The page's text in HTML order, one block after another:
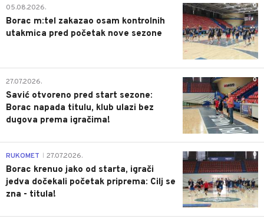
0
05.08.2026.
Borac m:tel zakazao osam kontrolnih
utakmica pred početak nove sezone
0
27.07.2026.
Savić otvoreno pred start sezone:
Borac napada titulu, klub ulazi bez
dugova prema igračima!
0
RUKOMET 27.07.2026.
Borac krenuo jako od starta, igrači
jedva dočekali početak priprema: Cilj se
zna - titula!